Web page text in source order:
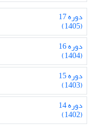
دوره 17
(1405)
دوره 16
(1404)
دوره 15
(1403)
دوره 14
(1402)